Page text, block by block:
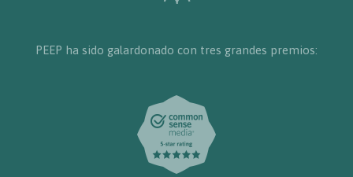
PEEP ha sido galardonado con tres grandes premios: